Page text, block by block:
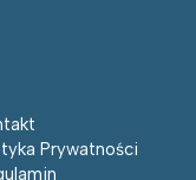
Prywatności